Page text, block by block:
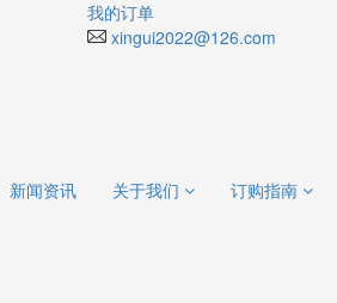
我的订单
xingui2022@126.com
新闻资讯 关于我们 订购指南